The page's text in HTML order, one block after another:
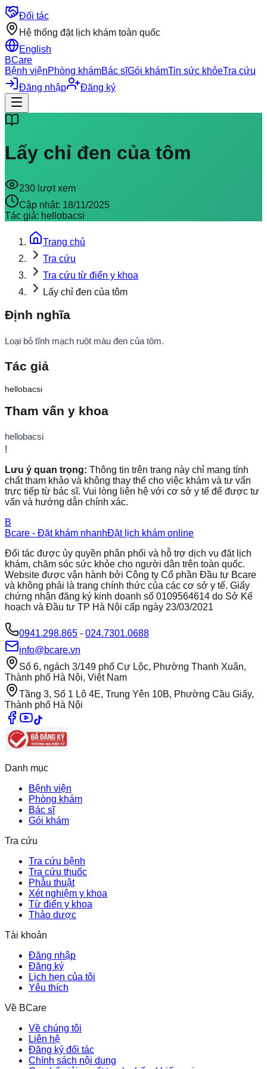
Đối tác
Hệ thống đặt lịch khám toàn quốc
English
BCare
Bệnh việnPhòng khámBác sĩGói khámTin sức khỏeTra cứu
Đăng nhập
Đăng ký
Lấy chỉ đen của tôm
230 lượt xem
Cập nhật: 18/11/2025
Tác giả: hellobacsi
Trang chủ
Tra cứu
Tra cứu từ điển y khoa
Lấy chỉ đen của tôm
Định nghĩa
Loại bỏ tĩnh mạch ruột màu đen của tôm.
Tác giả
hellobacsi
Tham vấn y khoa
hellobacsi
!
Lưu ý quan trọng: Thông tin trên trang này chỉ mang tính
chất tham khảo và không thay thế cho việc khám và tư vấn
trực tiếp từ bác sĩ. Vui lòng liên hệ với cơ sở y tế để được tư
vấn và hướng dẫn chính xác.
B
Bcare - Đặt khám nhanhĐặt lịch khám online
Đối tác được ủy quyền phân phối và hỗ trợ dịch vụ đặt lịch
khám, chăm sóc sức khỏe cho người dân trên toàn quốc.
Website được vận hành bởi Công ty Cổ phần Đầu tư Bcare
và không phải là trang chính thức của các cơ sở y tế. Giấy
chứng nhận đăng ký kinh doanh số 0109564614 do Sở Kế
hoạch và Đầu tư TP Hà Nội cấp ngày 23/03/2021
0941.298.865 - 024.7301.0688
info@bcare.vn
Số 6, ngách 3/149 phố Cự Lộc, Phường Thanh Xuân,
Thành phố Hà Nội, Việt Nam
Tầng 3, Số 1 Lô 4E, Trung Yên 10B, Phường Cầu Giấy,
Thành phố Hà Nội
Danh mục
Bệnh viện
Phòng khám
Bác sĩ
Gói khám
Tra cứu
Tra cứu bệnh
Tra cứu thuốc
Phẫu thuật
Xét nghiệm y khoa
Từ điển y khoa
Thảo dược
Tài khoản
Đăng nhập
Đăng ký
Lịch hẹn của tôi
Yêu thích
Về BCare
Về chúng tôi
Liên hệ
Đăng ký đối tác
Chính sách nội dung